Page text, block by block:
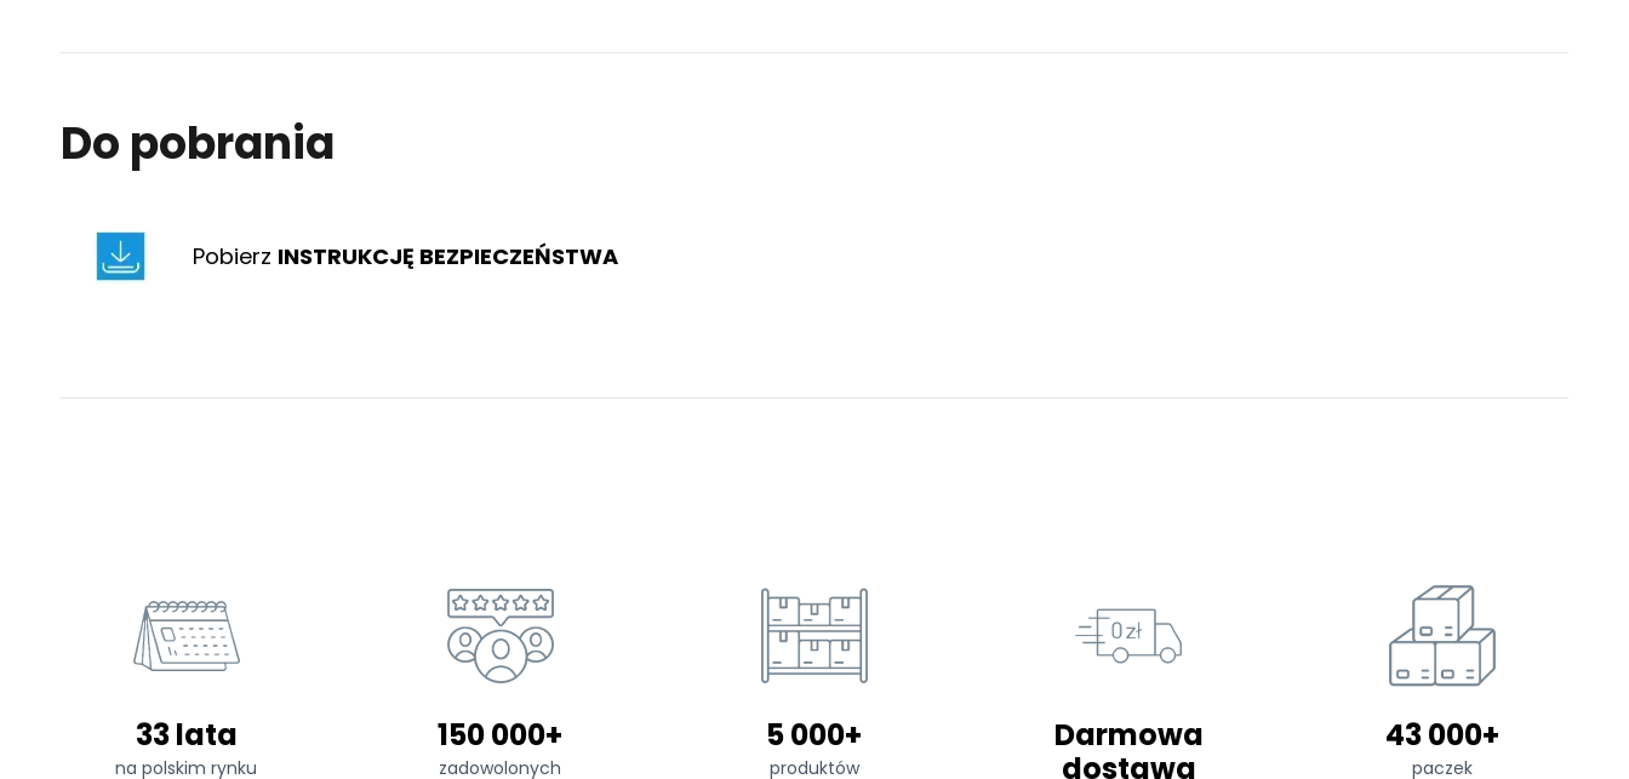
Do pobrania
Pobierz INSTRUKCJĘ BEZPIECZEŃSTWA
33 lata
na polskim rynku
150 000+
zadowolonych
5 000+
produktów
Darmowa
dostawa
43 000+
paczek